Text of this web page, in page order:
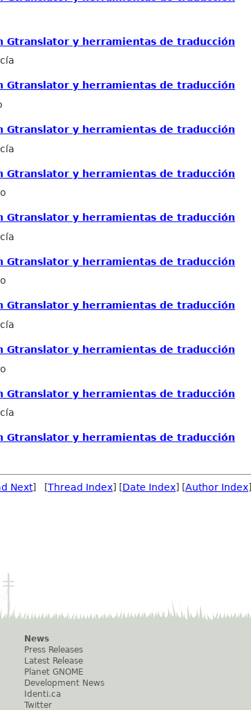
Gtranslator y herramientas de traducción
Gtranslator y herramientas de traducción
Gtranslator y herramientas de traducción
Gtranslator y herramientas de traducción
Gtranslator y herramientas de traducción
Gtranslator y herramientas de traducción
Gtranslator y herramientas de traducción
Gtranslator y herramientas de traducción
Gtranslator y herramientas de traducción
Gtranslator y herramientas de traducción
Next] [Thread Index] [Date Index] [Author Index]
News
Press Releases
Latest Release
Planet GNOME
Development News
Identi.ca
Twitter